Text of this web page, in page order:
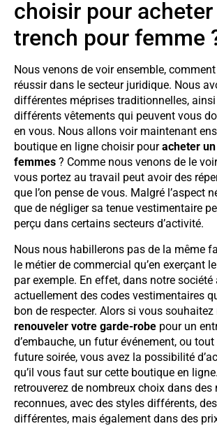
choisir pour acheter
trench pour femme
Nous venons de voir ensemble,
réussir dans le secteur juridique. Nous
différentes méprises traditionnelles,
différents vêtements qui peuvent vous
en vous. Nous allons voir maintenant
boutique en ligne choisir pouracheter
femmes ? Comme nous venons de le
vous portez au travail peut avoir des
que l’on pense de vous. Malgré l’aspect
que de négliger sa tenue vestimentaire
perçu dans certains secteurs d’activité.
Nous nous habillerons pas de la même
le métier de commercial qu’en exerçant
par exemple. En effet, dans notre société
actuellement des codes vestimentaires
bon de respecter. Alors si vous souhaitez
renouveler votre garde-robe pour un
d’embauche, un futur événement, ou
future soirée, vous avez la possibilité
qu’il vous faut sur cette boutique en
retrouverez de nombreux choix dans des
reconnues, avec des styles différents,
différentes, mais également dans des